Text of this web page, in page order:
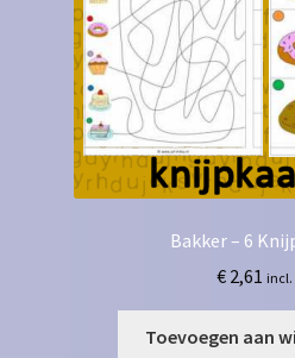
Bakker – 6
€2,61 incl.
Toevoegen aan